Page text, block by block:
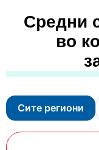
Средни
во
Сите региони